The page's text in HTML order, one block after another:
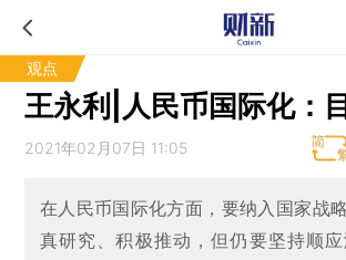
观点
王永利|人民币国际化：
2021年02月07日 11:05
在人民币国际化方面，要纳入国家战
真研究、积极推动，但仍要坚持顺